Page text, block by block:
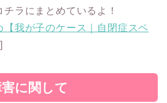
ラにまとめているよ！
我が子のケース｜自閉症スペ
に関して